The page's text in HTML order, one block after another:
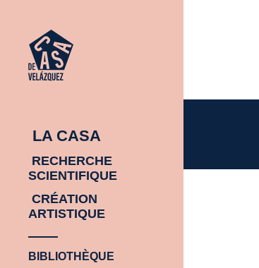
LA CASA
RECHERCHE
SCIENTIFIQUE
CRÉATION
ARTISTIQUE
BIBLIOTHÈQUE